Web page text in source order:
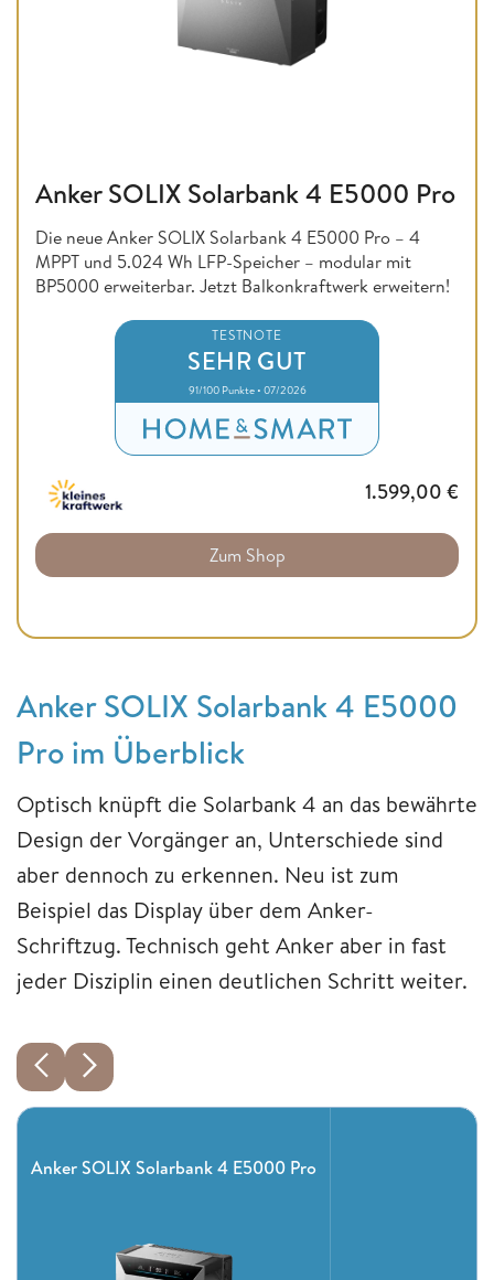
Anker SOLIX Solarbank 4 E5000 Pro
Die neue Anker SOLIX Solarbank 4 E5000 Pro – 4
MPPT und 5.024 Wh LFP-Speicher – modular mit
BP5000 erweiterbar. Jetzt Balkonkraftwerk erweitern!
TESTNOTE
SEHR GUT
91/100 Punkte • 07/2026
1.599,00 €
Zum Shop
Anker SOLIX Solarbank 4 E5000
Pro im Überblick
Optisch knüpft die Solarbank 4 an das bewährte
Design der Vorgänger an, Unterschiede sind
aber dennoch zu erkennen. Neu ist zum
Beispiel das Display über dem Anker-
Schriftzug. Technisch geht Anker aber in fast
jeder Disziplin einen deutlichen Schritt weiter.
Anker SOLIX Solarbank 4 E5000 Pro